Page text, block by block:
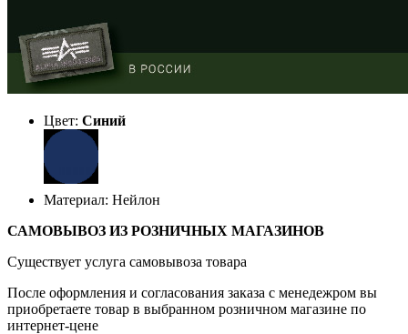
Цвет: Синий
Материал: Нейлон
САМОВЫВОЗ ИЗ РОЗНИЧНЫХ МАГАЗИНОВ
Существует услуга самовывоза товара
После оформления и согласования заказа с менедежром вы
приобретаете товар в выбранном розничном магазине по
интернет-цене